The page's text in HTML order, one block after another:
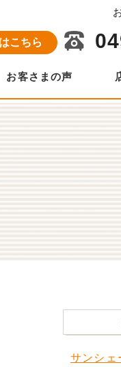
こちら
お客さまの声
サンシェ